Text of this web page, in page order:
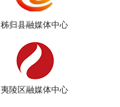
秭归县融媒体中心
夷陵区融媒体中心